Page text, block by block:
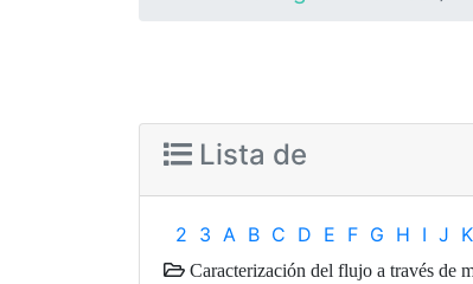
Lista de
2 3 A B C D E F G H I J K
Caracterización del flujo a través de